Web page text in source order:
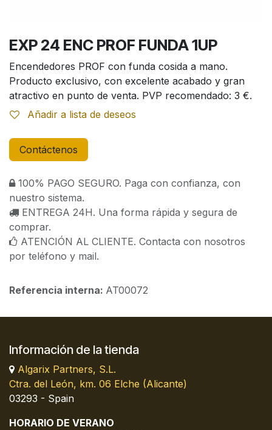
EXP 24 ENC PROF FUNDA 1UP
Encendedores PROF con funda cosida a mano.
Producto exclusivo, con excelente acabado y gran
atractivo en punto de venta. PVP recomendado: 3 €.
Añadir a lista de deseos
Contáctenos
100% PAGO SEGURO. Paga con confianza, con
nuestro sistema.
ENTREGA 24H. Una forma rápida y segura de
comprar.
ATENCIÓN AL CLIENTE. Contacta con nosotros
por teléfono y mail.
Referencia interna: AT00072
Información de la tienda
Algarix Partners, S.L.
Ctra. del León, km. 06 Elche (Alicante)
03293 - Spain
HORARIO DE VERANO